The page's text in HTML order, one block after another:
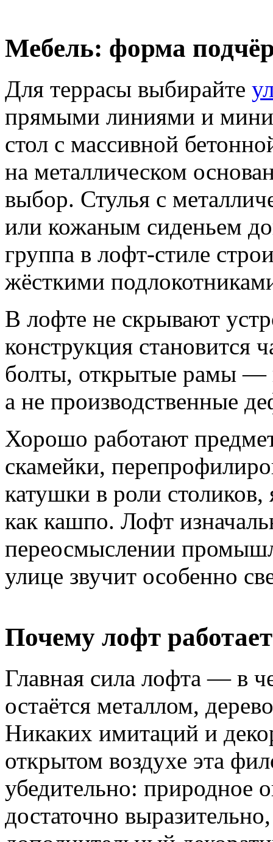
Мебель: форма
Для террасы выбирайте
прямыми линиями и
стол с массивной
на металлическом
выбор. Стулья с
или кожаным сиденьем
группа в лофт-стиле
жёсткими
В лофте не скрывают
конструкция становится
болты, открытые рамы —
а не производственные
Хорошо работают
скамейки,
катушки в роли
как кашпо. Лофт
переосмыслении
улице звучит особенно
Почему лофт
Главная сила лофта — в
остаётся металлом,
Никаких имитаций и
открытом воздухе эта
убедительно: природное
достаточно